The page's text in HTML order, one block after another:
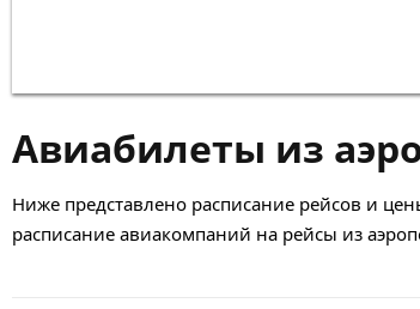
Авиабилеты из
Ниже представлено расписание рейсов и
расписание авиакомпаний на рейсы из